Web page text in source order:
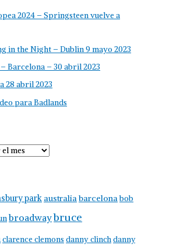
2024 – Springsteen vuelve a
in the Night – Dublin 9 mayo 2023
Barcelona – 30 abril 2023
28 abril 2023
para Badlands
park australiabarcelonabob
broadwaybruce
clarence clemons danny clinchdanny